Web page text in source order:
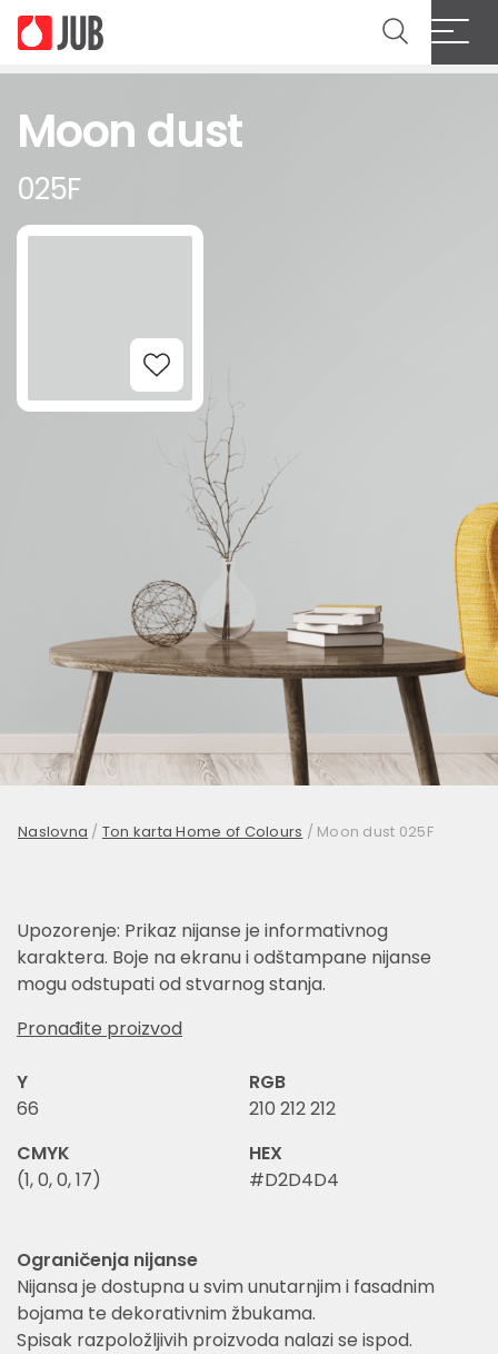
Moon dust
025F
Add to Wishlist
Naslovna / Ton karta Home of Colours / Moon dust 025F
Upozorenje: Prikaz nijanse je informativnog
karaktera. Boje na ekranu i odštampane nijanse
mogu odstupati od stvarnog stanja.
Pronađite proizvod
Y
66
RGB
210 212 212
CMYK
(1, 0, 0, 17)
HEX
#D2D4D4
Ograničenja nijanse
Nijansa je dostupna u svim unutarnjim i fasadnim
bojama te dekorativnim žbukama.
Spisak razpoložljivih proizvoda nalazi se ispod.